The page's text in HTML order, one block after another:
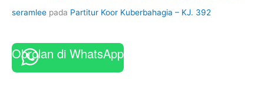
seramlee pada Partitur Koor Kuberbahagia – KJ. 392
Obrolan di WhatsApp